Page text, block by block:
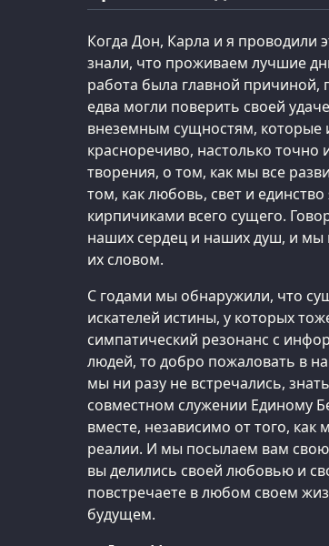
Когда Дон, Карла и я проводили
знали, что проживаем лучшие
работа была главной
едва могли поверить своей
внеземным сущностям, которые
красноречиво, настолько точно
творения, о том, как мы все
том, как любовь, свет и
кирпичиками всего сущего.
наших сердец и наших душ, и
их словом.
С годами мы обнаружили, что
искателей истины, у которых
симпатический резонанс с
людей, то добро пожаловать в
мы ни разу не встречались,
совместном служении Единому
вместе, независимо от того,
реалии. И мы посылаем вам
вы делились своей любовью и
повстречаете в любом своем
будущем.